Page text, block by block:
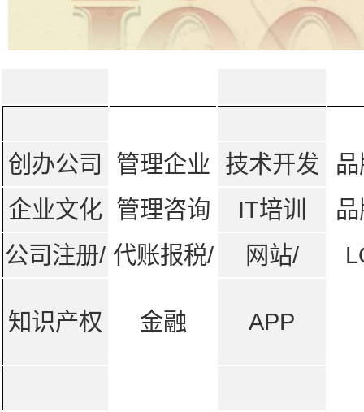
创办公司 管理企业 技术开发
企业文化 管理咨询 IT培训
公司注册/ 代账报税/ 网站/
知识产权 金融 APP